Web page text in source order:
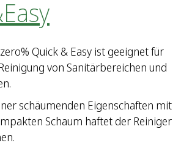
Quick & Easy ist geeignet für
von Sanitärbereichen und
schäumenden Eigenschaften mit
Schaum haftet der Reiniger